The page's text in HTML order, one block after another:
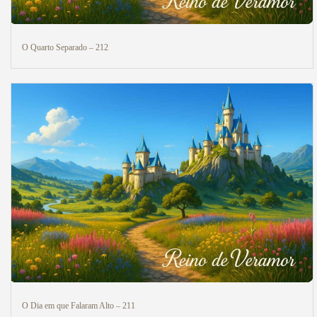
O Quarto Separado – 212
O Dia em que Falaram Alto – 211